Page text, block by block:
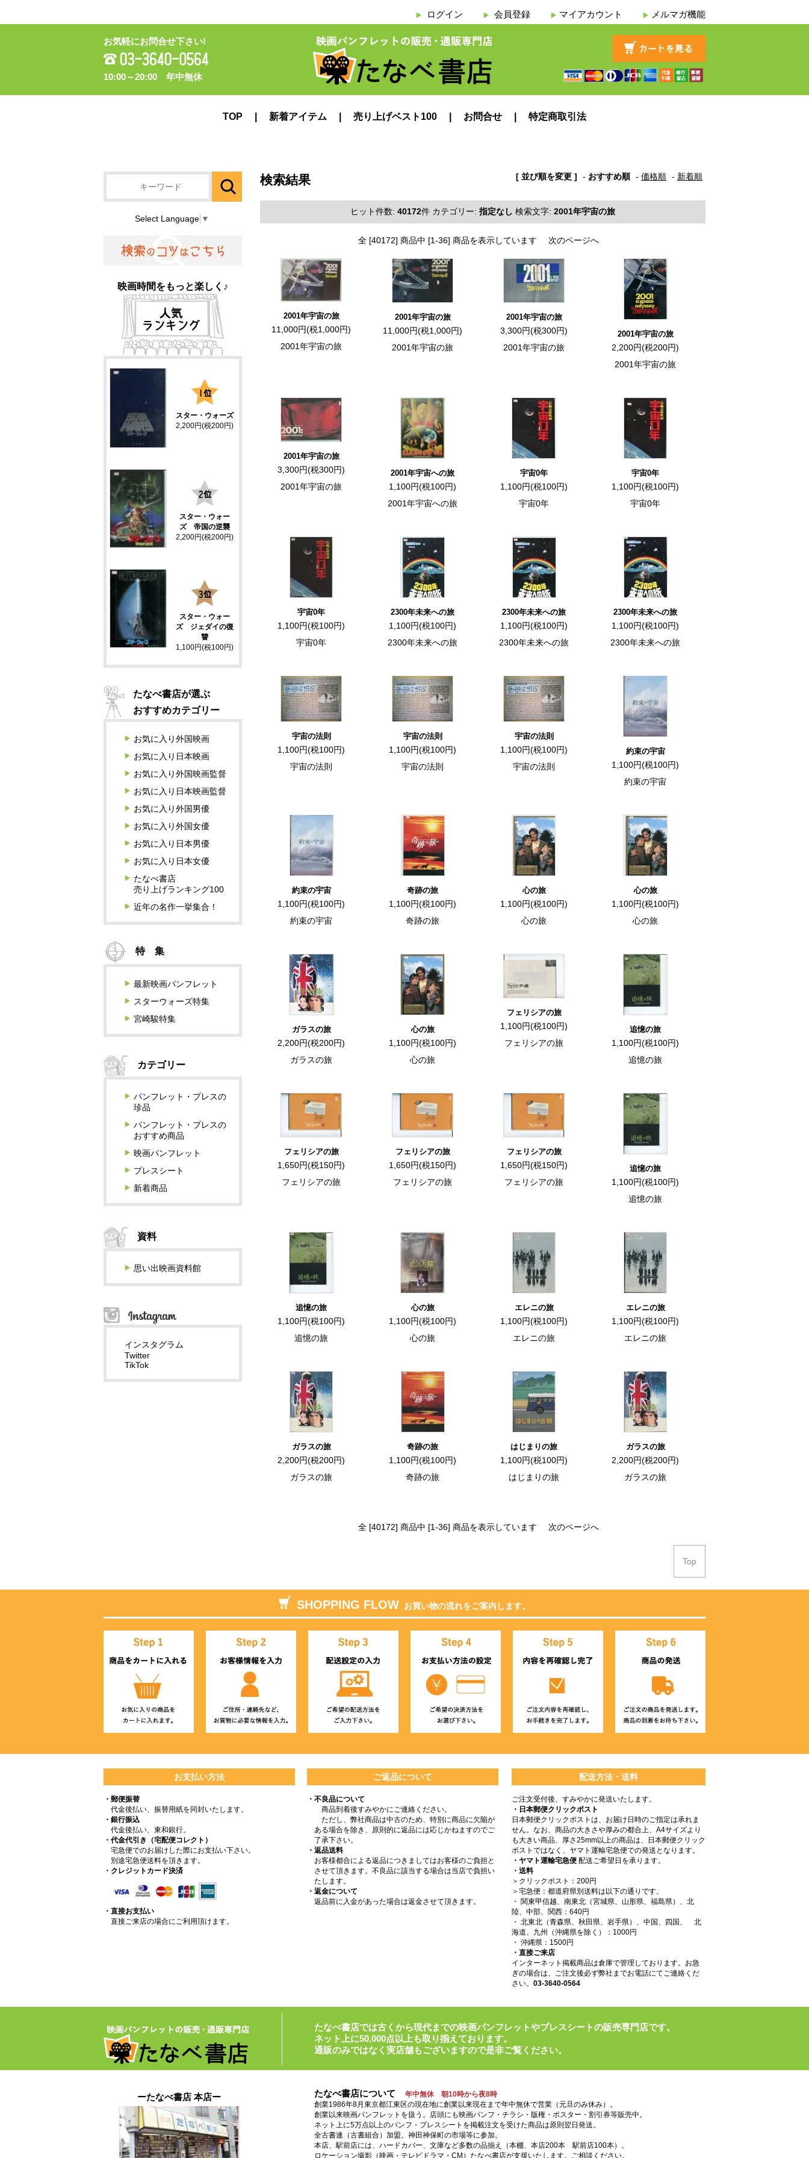
ログイン 会員登録 マイアカウント メルマガ機能
お気軽にお問合せ下さい!
10:00～20:00 年中無休
TOP 新着アイテム 売り上げベスト100 お問合せ 特定商取引法
[ 並び順を変更 ] - おすすめ順 - 価格順 - 新着順
検索結果
ヒット件数: 40172件 カテゴリー: 指定なし 検索文字: 2001年宇宙の旅
全 [40172] 商品中 [1-36] 商品を表示しています 次のページへ
2001年宇宙の旅
11,000円(税1,000円)
2001年宇宙の旅
2001年宇宙の旅
11,000円(税1,000円)
2001年宇宙の旅
2001年宇宙の旅
3,300円(税300円)
2001年宇宙の旅
2001年宇宙の旅
2,200円(税200円)
2001年宇宙の旅
2001年宇宙の旅
3,300円(税300円)
2001年宇宙の旅
2001年宇宙への旅
1,100円(税100円)
2001年宇宙への旅
宇宙0年
1,100円(税100円)
宇宙0年
宇宙0年
1,100円(税100円)
宇宙0年
宇宙0年
1,100円(税100円)
宇宙0年
2300年未来への旅
1,100円(税100円)
2300年未来への旅
2300年未来への旅
1,100円(税100円)
2300年未来への旅
2300年未来への旅
1,100円(税100円)
2300年未来への旅
宇宙の法則
1,100円(税100円)
宇宙の法則
宇宙の法則
1,100円(税100円)
宇宙の法則
宇宙の法則
1,100円(税100円)
宇宙の法則
約束の宇宙
1,100円(税100円)
約束の宇宙
約束の宇宙
1,100円(税100円)
約束の宇宙
奇跡の旅
1,100円(税100円)
奇跡の旅
心の旅
1,100円(税100円)
心の旅
心の旅
1,100円(税100円)
心の旅
ガラスの旅
2,200円(税200円)
ガラスの旅
心の旅
1,100円(税100円)
心の旅
フェリシアの旅
1,100円(税100円)
フェリシアの旅
追憶の旅
1,100円(税100円)
追憶の旅
フェリシアの旅
1,650円(税150円)
フェリシアの旅
フェリシアの旅
1,650円(税150円)
フェリシアの旅
フェリシアの旅
1,650円(税150円)
フェリシアの旅
追憶の旅
1,100円(税100円)
追憶の旅
追憶の旅
1,100円(税100円)
追憶の旅
心の旅
1,100円(税100円)
心の旅
エレニの旅
1,100円(税100円)
エレニの旅
エレニの旅
1,100円(税100円)
エレニの旅
ガラスの旅
2,200円(税200円)
ガラスの旅
奇跡の旅
1,100円(税100円)
奇跡の旅
はじまりの旅
1,100円(税100円)
はじまりの旅
ガラスの旅
2,200円(税200円)
ガラスの旅
全 [40172] 商品中 [1-36] 商品を表示しています 次のページへ
Select Language ▼
映画時間をもっと楽しく♪
スター・ウォーズ
2,200円(税200円)
スター・ウォー
ズ 帝国の逆襲
2,200円(税200円)
スター・ウォー
ズ ジェダイの復
讐
1,100円(税100円)
たなべ書店が選ぶ
おすすめカテゴリー
お気に入り外国映画
お気に入り日本映画
お気に入り外国映画監督
お気に入り日本映画監督
お気に入り外国男優
お気に入り外国女優
お気に入り日本男優
お気に入り日本女優
たなべ書店
売り上げランキング100
近年の名作一挙集合！
特 集
最新映画パンフレット
スターウォーズ特集
宮崎駿特集
カテゴリー
パンフレット・プレスの
珍品
パンフレット・プレスの
おすすめ商品
映画パンフレット
プレスシート
新着商品
資料
思い出映画資料館
インスタグラム
Twitter
TikTok
Top
SHOPPING FLOW お買い物の流れをご案内します。
お支払い方法
・郵便振替
代金後払い、振替用紙を同封いたします。
・銀行振込
代金後払い、東和銀行。
・代金代引き（宅配便コレクト）
宅急便でのお届けした際にお支払い下さい。
別途宅急便送料を頂きます。
・クレジットカード決済
・直接お支払い
直接ご来店の場合にご利用頂けます。
ご返品について
・不良品について
商品到着後すみやかにご連絡ください。
ただし、弊社商品は中古のため、特別に商品に欠陥が
ある場合を除き、原則的に返品には応じかねますのでご
了承下さい。
・返品送料
お客様都合による返品につきましてはお客様のご負担と
させて頂きます。不良品に該当する場合は当店で負担い
たします。
・返金について
返品前に入金があった場合は返金させて頂きます。
配送方法・送料
ご注文受付後、すみやかに発送いたします。
・日本郵便クリックポスト
日本郵便クリックポストは、お届け日時のご指定は承れま
せん。なお、商品の大きさや厚みの都合上、A4サイズより
も大きい商品、厚さ25mm以上の商品は、日本郵便クリック
ポストではなく、ヤマト運輸宅急便での発送となります。
・ヤマト運輸宅急便 配送ご希望日を承ります。
・送料
＞クリックポスト：200円
＞宅急便：都道府県別送料は以下の通りです。
・ 関東甲信越、南東北（宮城県、山形県、福島県）、北
陸、中部、関西：640円
・ 北東北（青森県、秋田県、岩手県）、中国、四国、 北
海道、九州（沖縄県を除く）：1000円
・ 沖縄県：1500円
・直接ご来店
インターネット掲載商品は倉庫で管理しております。お急
ぎの場合は、ご注文後必ず弊社までお電話にてご連絡くだ
さい。 03-3640-0564
たなべ書店では古くから現代までの映画パンフレットやプレスシートの販売専門店です。
ネット上に50,000点以上も取り揃えております。
通販のみではなく実店舗もございますので是非ご覧ください。
ーたなべ書店 本店ー たなべ書店について
年中無休 朝10時から夜8時
創業1986年8月東京都江東区の現在地に創業以来現在まで年中無休で営業（元旦のみ休み）。
創業以来映画パンフレットを扱う。店頭にも映画パンフ・チラシ・版権・ポスター・割引券等販売中。
ネット上に5万点以上のパンフ・プレスシートを掲載注文を受けた商品は原則翌日発送。
全古書連（古書組合）加盟。神田神保町の市場等に参加。
本店、駅前店には、ハードカバー、文庫など多数の品揃え（本棚、本店200本 駅前店100本）。
ロケーション撮影（映画・テレビドラマ・CM）たなべ書店が支援いたします。ご相談ください。